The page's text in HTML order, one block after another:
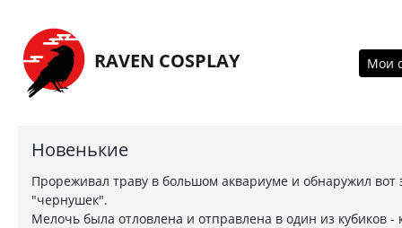
Перейти на главную страницу
RAVEN COSPLAY
Мои
Новенькие
Прореживал траву в большом аквариуме и обнаружил вот
"чернушек".
Мелочь была отловлена и отправлена в один из кубиков -